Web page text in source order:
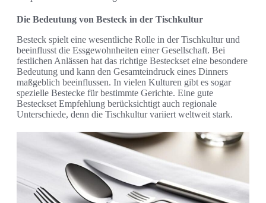
Die Bedeutung von Besteck in der Tischkultur
Besteck spielt eine wesentliche Rolle in der Tischkultur und
beeinflusst die Essgewohnheiten einer Gesellschaft. Bei
festlichen Anlässen hat das richtige Besteckset eine besondere
Bedeutung und kann den Gesamteindruck eines Dinners
maßgeblich beeinflussen. In vielen Kulturen gibt es sogar
spezielle Bestecke für bestimmte Gerichte. Eine gute
Besteckset Empfehlung berücksichtigt auch regionale
Unterschiede, denn die Tischkultur variiert weltweit stark.